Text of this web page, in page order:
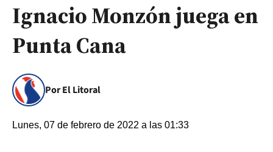
Ignacio Monzón juega en
Punta Cana
Por El Litoral
Lunes, 07 de febrero de 2022 a las 01:33